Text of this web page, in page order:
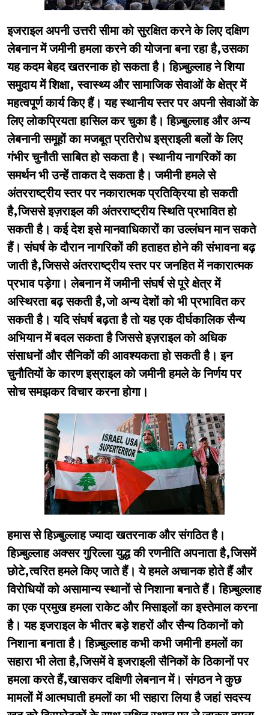
इजराइल अपनी उत्तरी सीमा को सुरक्षित करने के लिए दक्षिण
लेबनान में जमीनी हमला करने की योजना बना रहा है,उसका
यह कदम बेहद खतरनाक हो सकता है। हिज़्बुल्लाह ने शिया
समुदाय में शिक्षा, स्वास्थ्य और सामाजिक सेवाओं के क्षेत्र में
महत्वपूर्ण कार्य किए हैं। यह स्थानीय स्तर पर अपनी सेवाओं के
लिए लोकप्रियता हासिल कर चुका है। हिज़्बुल्लाह और अन्य
लेबनानी समूहों का मजबूत प्रतिरोध इस्राइली बलों के लिए
गंभीर चुनौती साबित हो सकता है। स्थानीय नागरिकों का
समर्थन भी उन्हें ताकत दे सकता है। जमीनी हमले से
अंतरराष्ट्रीय स्तर पर नकारात्मक प्रतिक्रिया हो सकती
है,जिससे इज़राइल की अंतरराष्ट्रीय स्थिति प्रभावित हो
सकती है। कई देश इसे मानवाधिकारों का उल्लंघन मान सकते
हैं। संघर्ष के दौरान नागरिकों की हताहत होने की संभावना बढ़
जाती है,जिससे अंतरराष्ट्रीय स्तर पर जनहित में नकारात्मक
प्रभाव पड़ेगा। लेबनान में जमीनी संघर्ष से पूरे क्षेत्र में
अस्थिरता बढ़ सकती है,जो अन्य देशों को भी प्रभावित कर
सकती है। यदि संघर्ष बढ़ता है तो यह एक दीर्घकालिक सैन्य
अभियान में बदल सकता है जिससे इज़राइल को अधिक
संसाधनों और सैनिकों की आवश्यकता हो सकती है। इन
चुनौतियों के कारण इस्राइल को जमीनी हमले के निर्णय पर
सोच समझकर विचार करना होगा।
हमास से हिज़्बुल्लाह ज्यादा खतरनाक और संगठित है।
हिज़्बुल्लाह अक्सर गुरिल्ला युद्ध की रणनीति अपनाता है,जिसमें
छोटे,त्वरित हमले किए जाते हैं। ये हमले अचानक होते हैं और
विरोधियों को असामान्य स्थानों से निशाना बनाते हैं। हिज़्बुल्लाह
का एक प्रमुख हमला राकेट और मिसाइलों का इस्तेमाल करना
है। यह इजराइल के भीतर बड़े शहरों और सैन्य ठिकानों को
निशाना बनाता है। हिज़्बुल्लाह कभी कभी जमीनी हमलों का
सहारा भी लेता है,जिसमें वे इजराइली सैनिकों के ठिकानों पर
हमला करते हैं,खासकर दक्षिणी लेबनान में। संगठन ने कुछ
मामलों में आत्मघाती हमलों का भी सहारा लिया है जहां सदस्य